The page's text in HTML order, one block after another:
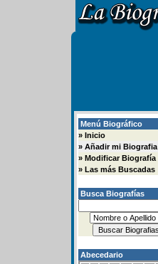
Menú Biográfico
» Inicio
» Añadir mi Biografia
» Modificar Biografía
» Las más Buscadas
Busca Biografías
Abecedario